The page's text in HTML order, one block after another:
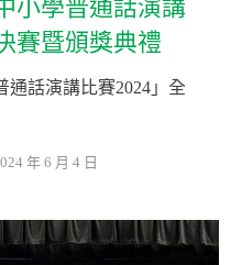
小學普通話演講
賽暨頒獎典禮
通話演講比賽2024」全
年 6 月 4 日